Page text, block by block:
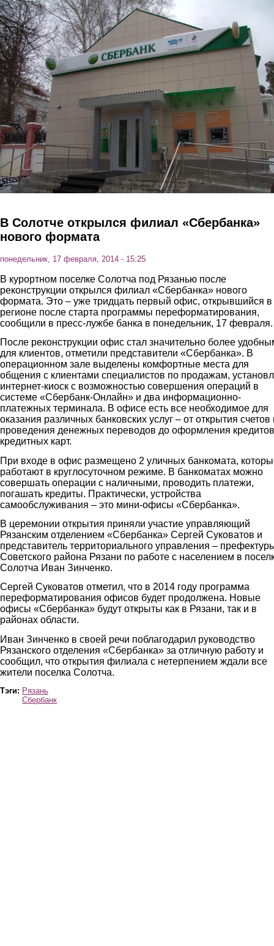
Перейти к основному содержанию
В Солотче открылся филиал «Сбербанка»
нового формата
понедельник, 17 февраля, 2014 - 15:25
В курортном поселке Солотча под Рязанью после
реконструкции открылся филиал «Сбербанка» нового
формата. Это – уже тридцать первый офис, открывшийся в
регионе после старта программы переформатирования,
сообщили в пресс-лужбе банка в понедельник, 17 февраля.
После реконструкции офис стал значительно более
для клиентов, отметили представители «Сбербанка». В
операционном зале выделены комфортные места для
общения с клиентами специалистов по продажам,
интернет-киоск с возможностью совершения операций в
системе «Сбербанк-Онлайн» и два информационно-
платежных терминала. В офисе есть все необходимое для
оказания различных банковских услуг – от открытия счетов
проведения денежных переводов до оформления
кредитных карт.
При входе в офис размещено 2 уличных банкомата,
работают в круглосуточном режиме. В банкоматах можно
совершать операции с наличными, проводить платежи,
погашать кредиты. Практически, устройства
самообслуживания – это мини-офисы «Сбербанка».
В церемонии открытия приняли участие управляющий
Рязанским отделением «Сбербанка» Сергей Суковатов и
представитель территориального управления –
Советского района Рязани по работе с населением в
Солотча Иван Зинченко.
Сергей Суковатов отметил, что в 2014 году программа
переформатирования офисов будет продолжена. Новые
офисы «Сбербанка» будут открыты как в Рязани, так и в
районах области.
Иван Зинченко в своей речи поблагодарил руководство
Рязанского отделения «Сбербанка» за отличную работу и
сообщил, что открытия филиала с нетерпением ждали все
жители поселка Солотча.
Тэги: Рязань
Сбербанк